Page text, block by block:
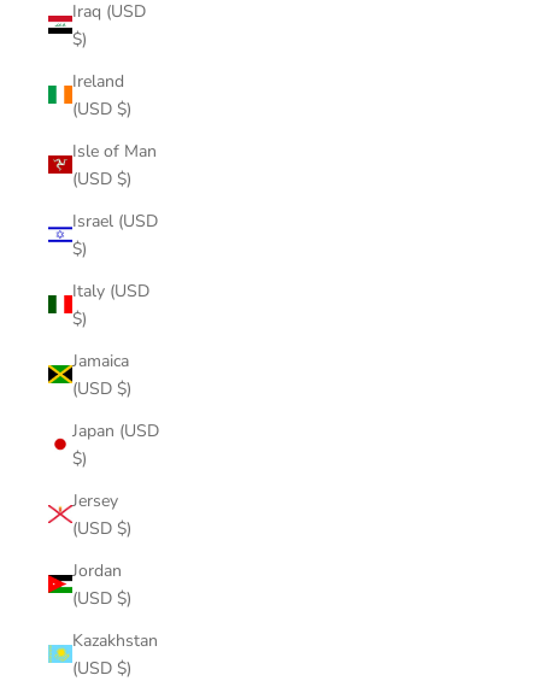
Iraq (USD
$)
Ireland
(USD $)
Isle of Man
(USD $)
Israel (USD
$)
Italy (USD
$)
Jamaica
(USD $)
Japan (USD
$)
Jersey
(USD $)
Jordan
(USD $)
Kazakhstan
(USD $)